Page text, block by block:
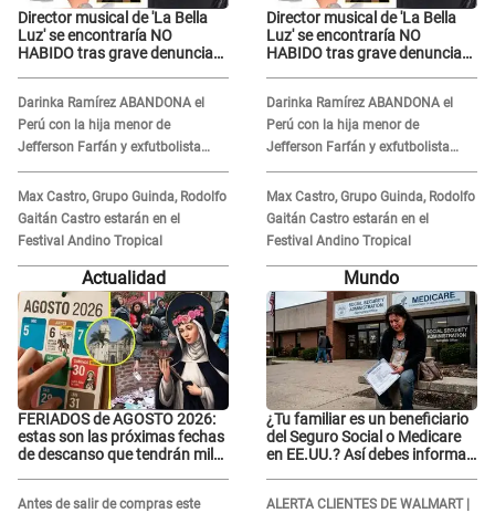
Director musical de 'La Bella
Luz' se encontraría NO
HABIDO tras grave denuncia
Darinka Ramírez ABANDONA el
Perú con la hija menor de
Jefferson Farfán y exfutbolista
REACCIONA: "A ti que..."
Max Castro, Grupo Guinda, Rodolfo
Gaitán Castro estarán en el
Festival Andino Tropical
Director musical de 'La Bella
Luz' se encontraría NO
HABIDO tras grave denuncia
Darinka Ramírez ABANDONA el
Perú con la hija menor de
Jefferson Farfán y exfutbolista
REACCIONA: "A ti que..."
Max Castro, Grupo Guinda, Rodolfo
Gaitán Castro estarán en el
Festival Andino Tropical
Actualidad
FERIADOS de AGOSTO 2026:
estas son las próximas fechas
de descanso que tendrán miles
Antes de salir de compras este
Mundo
¿Tu familiar es un beneficiario
del Seguro Social o Medicare
en EE.UU.? Así debes informar
ALERTA CLIENTES DE WALMART |